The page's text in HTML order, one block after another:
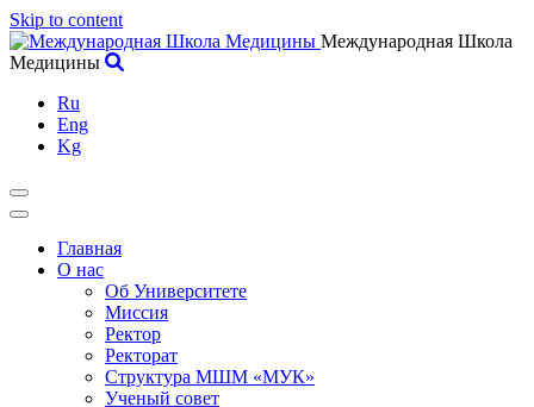
Skip to content
Международная Школа
Медицины
Ru
Eng
Kg
Главная
О нас
Об Университете
Миссия
Ректор
Ректорат
Структура МШМ «МУК»
Ученый совет